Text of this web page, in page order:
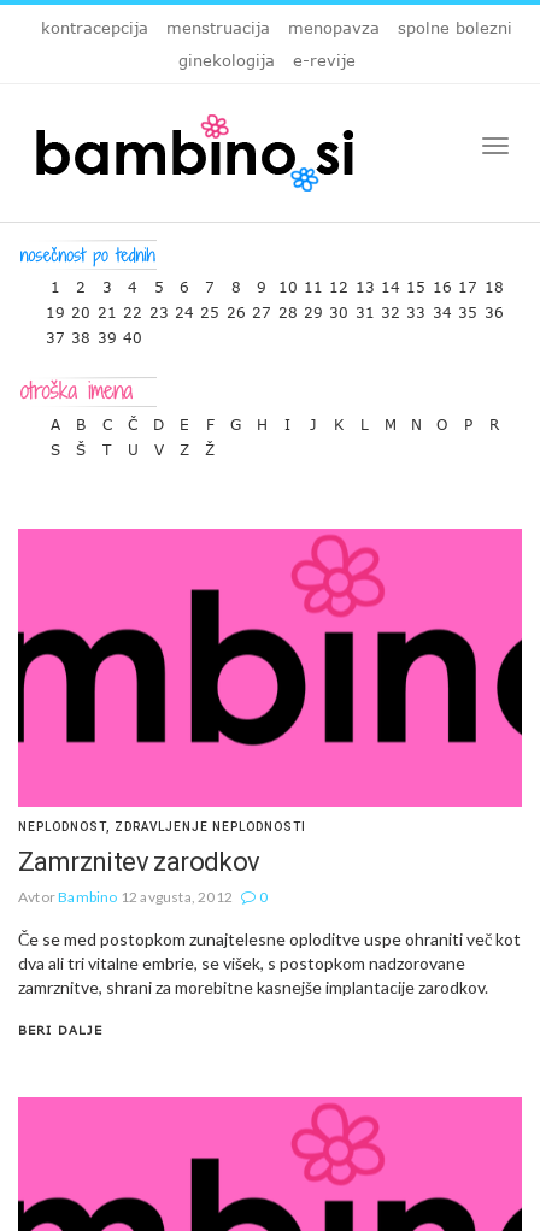
kontracepcija menstruacija menopavza
spolne bolezni
ginekologija
e-revije
1 2 3 4 5 6 7 8 9 10 11 12 13 14 15 16 17 18
19 20 21 22 23 24 25 26 27 28 29 30 31 32 33 34 35 36
37 38 39 40
A B C Č D E F G H I J K L M N O P
R
S
Š T U V Z Ž
NEPLODNOST, ZDRAVLJENJE NEPLODNOSTI
Zamrznitev zarodkov
AvtorBambino 12 avgusta, 2012 0
Če se med postopkom zunajtelesne oploditve uspe ohraniti več kot
dva ali tri vitalne embrie, se višek, s postopkom nadzorovane
zamrznitve, shrani za morebitne kasnejše implantacije zarodkov.
BERI DALJE